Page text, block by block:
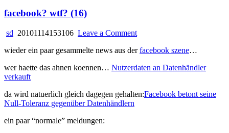
facebook? wtf? (16)
sd 20101114153106 Leave a Commenton
wtf?
wieder ein paar gesammelte news aus derfacebook szene…
wer haette das ahnen koennen… Nutzerdaten an Datenhändler
verkauft
da wird natuerlich gleich dagegen gehalten:Facebook betont seine
Null-Toleranz gegenüber Datenhändlern
ein paar “normale” meldungen: